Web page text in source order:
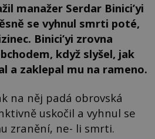
manažer Serdar Binici’yi
se vyhnul smrti poté,
Binici’yi zrovna
když slyšel, jak
a zaklepal mu na rameno.
na něj padá obrovská
uskočil a vyhnul se
zranění, ne- li smrti.